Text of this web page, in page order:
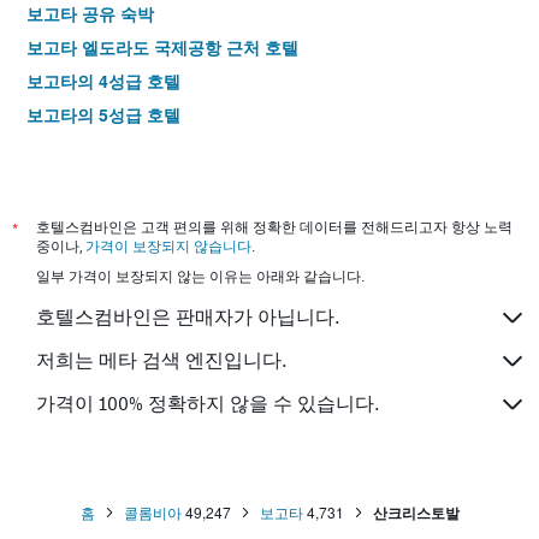
금
을
시
하
Y
축
이
습
다.
보고타 공유 숙박
보고타 엘도라도 국제공항 근처 호텔
보고타​의 4​성급 호텔
보고타​의 5​성급 호텔
*
호텔스컴바인은 고객 편의를 위해 정확한 데이터를 전해드리고자 항상 노력
중이나, 가격이 보장되지 않습니다.
일부 가격이 보장되지 않는 이유는 아래와 같습니다.
호텔스컴바인은 판매자가 아닙니다.
저희는 메타 검색 엔진입니다.
가격이 100% 정확하지 않을 수 있습니다.
홈 콜롬비아 49,247 보고타 4,731 산크리스토발